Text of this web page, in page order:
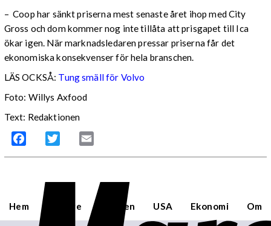
– Coop har sänkt priserna mest senaste året ihop med City
Gross och dom kommer nog inte tillåta att prisgapet till Ica
ökar igen. När marknadsledaren pressar priserna får det
ekonomiska konsekvenser för hela branschen.
LÄS OCKSÅ: Tung smäll för Volvo
Foto: Willys Axfood
Text: Redaktionen
Facebook Twitter
Hem Sverige Världen USA Ekonomi Om